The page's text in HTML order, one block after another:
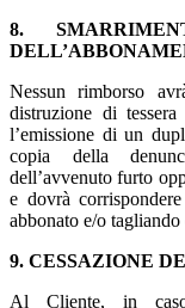
8.
Nessun rimborso
distruzione di
l’emissione di un
copia della
dell’avvenuto furto
e dovrà
abbonato e/o
9. CESSAZIONE
Al Cliente, in